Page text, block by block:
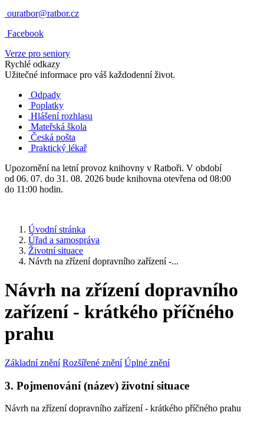
ouratbor@ratbor.cz
Facebook
Verze pro seniory
Rychlé odkazy
Užitečné informace pro váš každodenní život.
Odpady
Poplatky
Hlášení rozhlasu
Mateřská škola
Česká pošta
Praktický lékař
Upozornění na letní provoz knihovny v Ratboři. V období
od 06. 07. do 31. 08. 2026 bude knihovna otevřena od 08:00
do 11:00 hodin.
Úvodní stránka
Úřad a samospráva
Životní situace
Návrh na zřízení dopravního zařízení -...
Návrh na zřízení dopravního
zařízení - krátkého příčného
prahu
Základní znění Rozšířené znění Úplné znění
3. Pojmenování (název) životní situace
Návrh na zřízení dopravního zařízení - krátkého příčného prahu